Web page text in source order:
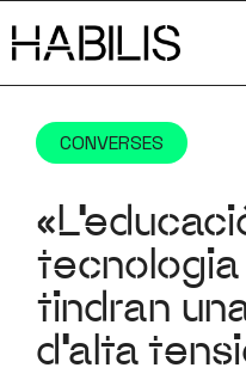
al
CONVERSES
tindran
d’alta